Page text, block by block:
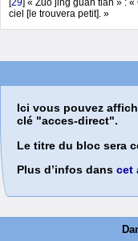
[29] « Zuo jing guan tian » : «
ciel [le trouvera petit]. »
Ici vous pouvez
clé "acces-direct".
Le titre du bloc sera
Plus d’infos dans cet